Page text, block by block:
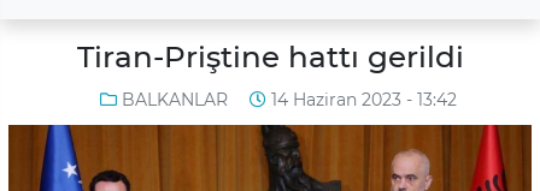
Tiran-Priştine hattı gerildi
BALKANLAR 14 Haziran 2023 - 13:42